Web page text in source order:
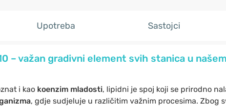
Upotreba Sastojci
– važan gradivni element svih stanica u
i kao koenzim mladosti, lipidni je spoj koji se prirodno
, gdje sudjeluje u različitim važnim procesima. Zbog